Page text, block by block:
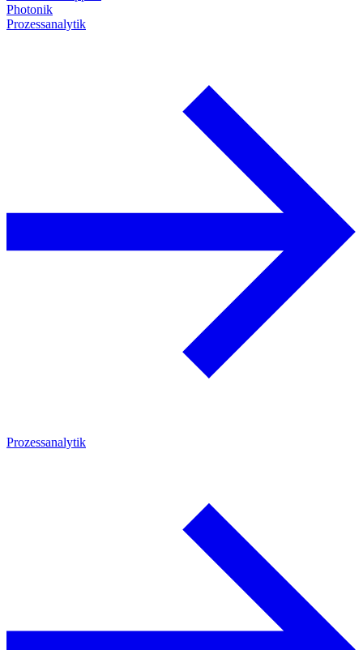
Photonik
Prozessanalytik
Prozessanalytik